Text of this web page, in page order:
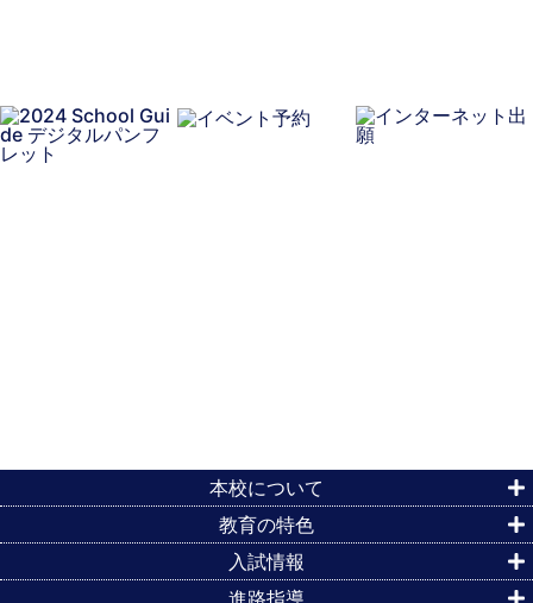
本校について
教育の特色
入試情報